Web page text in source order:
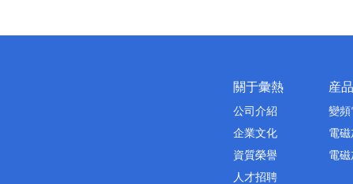
關于彙熱
公司介紹
企業文化
資質榮譽
人才招聘
産
變頻
電
電